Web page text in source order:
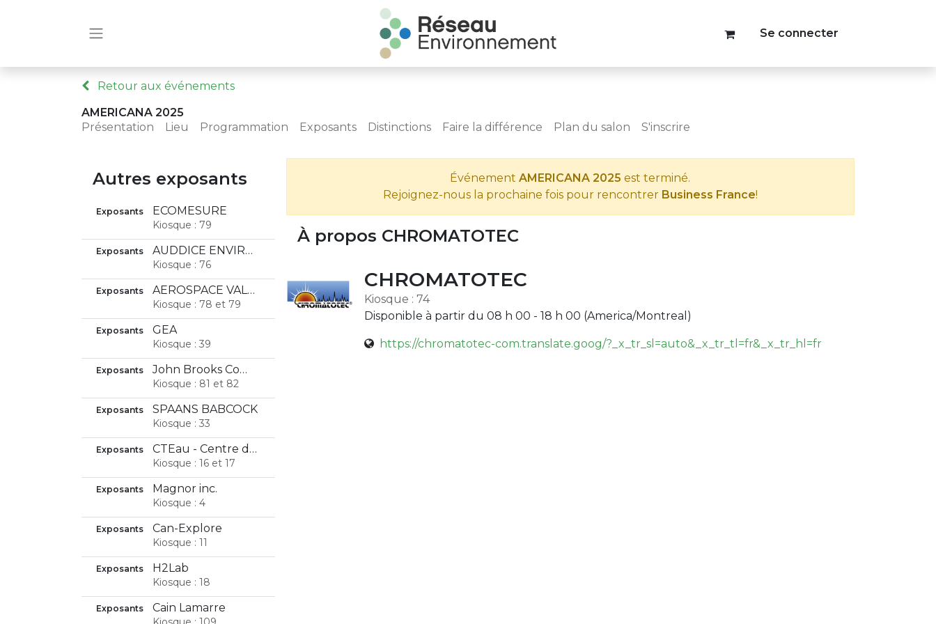
Se connecter
Retour aux événements
AMERICANA 2025
Présentation
Lieu Programmation Exposants Distinctions Faire la différence Plan du salon S'inscrire
Autres exposants
Exposants ECOMESURE
Kiosque : 79
Exposants AUDDICÉ ENVIRONNEMENT
Kiosque : 76
Exposants AEROSPACE VALLEY
Kiosque : 78 et 79
Exposants GEA
Kiosque : 39
Exposants John Brooks Compagnie Limitée
Kiosque : 81 et 82
Exposants SPAANS BABCOCK
Kiosque : 33
Exposants CTEau - Centre des technologies de l'eau
Kiosque : 16 et 17
Exposants Magnor inc.
Kiosque : 4
Exposants Can-Explore
Kiosque : 11
Exposants H2Lab
Kiosque : 18
Exposants Cain Lamarre
ÉvénementAMERICANA 2025 est terminé.
Rejoignez-nous la prochaine fois pour rencontrer Business France!
À propos CHROMATOTEC
CHROMATOTEC
Kiosque : 74
Disponible à partir du 08 h 00 - 18 h 00 (America/Montreal )
https://chromatotec-com.translate.goog/?_x_tr_sl=auto&_x_tr_tl=fr&_x_tr_hl=fr